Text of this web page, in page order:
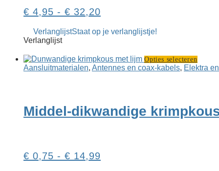
€ 4,95 - € 32,20
tot
VerlanglijstStaat op je verlanglijstje!
Verlanglijst
Opties selecterenDit
optie
kan
Aansluit­materialen, Antennes en coax-kabels, Elektra
Middel-dikwandige
€ 0,75 - € 14,99